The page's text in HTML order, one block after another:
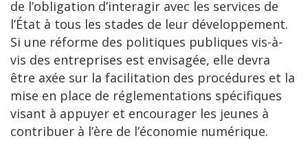
de l’obligation d’interagir avec les services de
l’État à tous les stades de leur développement.
Si une réforme des politiques publiques vis-à-
vis des entreprises est envisagée, elle devra
être axée sur la facilitation des procédures et la
mise en place de réglementations spécifiques
visant à appuyer et encourager les jeunes à
contribuer à l’ère de l’économie numérique.